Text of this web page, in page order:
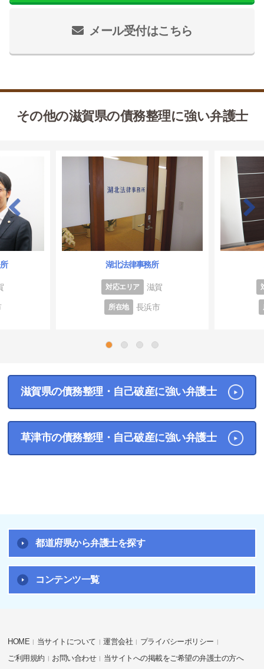
メール受付はこちら
その他の滋賀県の債務整理に強い弁護士
湖北法律事務所
対応エリア 滋賀
所在地 長浜市
滋賀県の債務整理・自己破産に強い弁護士
草津市の債務整理・自己破産に強い弁護士
都道府県から弁護士を探す
コンテンツ一覧
HOME 当サイトについて 運営会社
プライバシーポリシー
ご利用規約
お問い合わせ 当サイトへの掲載をご希望の弁護士の方へ